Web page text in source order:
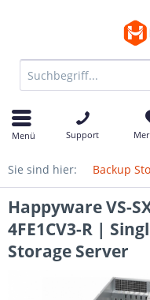
Menü Support
Sie sind hier: Backup
Happyware VS-
4FE1CV3-R |
Storage Server